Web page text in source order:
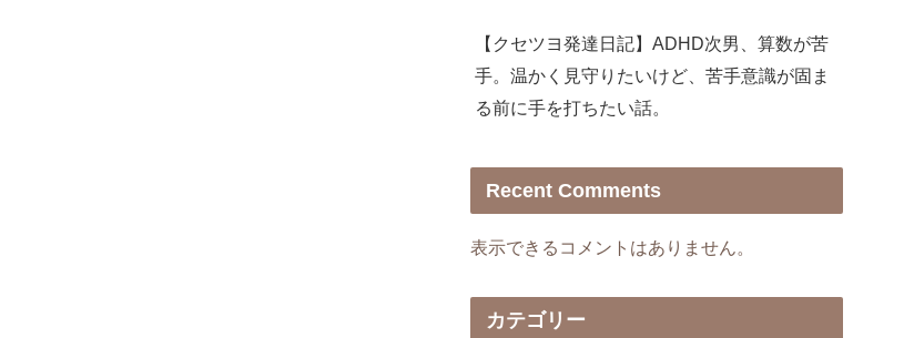
【クセツヨ発達日記】ADHD次男、算数が苦
手。温かく見守りたいけど、苦手意識が固ま
る前に手を打ちたい話。
Recent Comments
表示できるコメントはありません。
カテゴリー